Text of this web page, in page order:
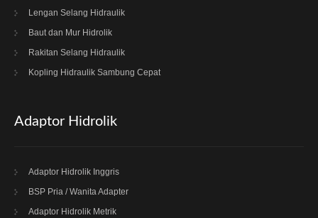
Lengan Selang Hidraulik
Baut dan Mur Hidrolik
Rakitan Selang Hidraulik
Kopling Hidraulik Sambung Cepat
Adaptor Hidrolik
Adaptor Hidrolik Inggris
BSP Pria / Wanita Adapter
Adaptor Hidrolik Metrik